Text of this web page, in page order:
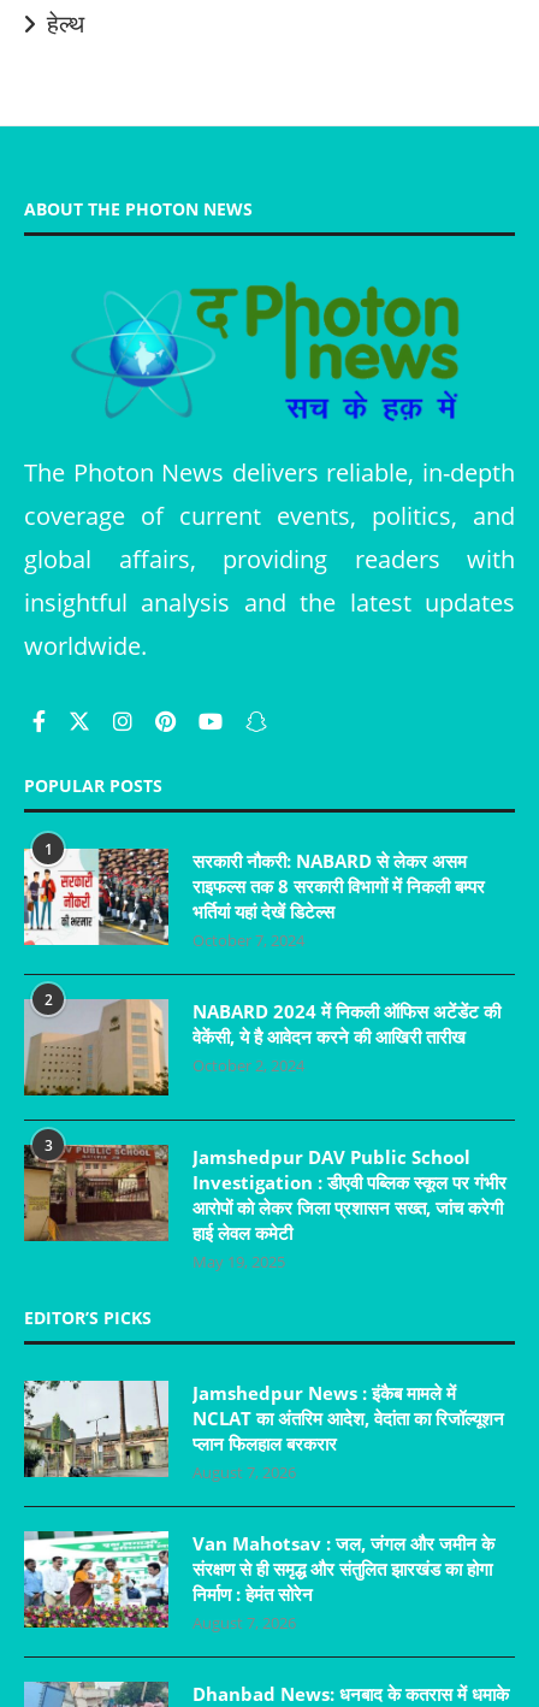
हेल्थ
ABOUT THE PHOTON NEWS
The Photon News delivers reliable, in-depth
coverage of current events, politics, and
global affairs, providing readers with
insightful analysis and the latest updates
worldwide.
POPULAR POSTS
1
सरकारी नौकरी: NABARD से लेकर असम
राइफल्स तक 8 सरकारी विभागों में निकली बम्पर
भर्तियां यहां देखें डिटेल्स
October 7, 2024
2
NABARD 2024 में निकली ऑफिस अटेंडेंट की
वेकेंसी, ये है आवेदन करने की आखिरी तारीख
October 2, 2024
3
Jamshedpur DAV Public School
Investigation : डीएवी पब्लिक स्कूल पर गंभीर
आरोपों को लेकर जिला प्रशासन सख्त, जांच करेगी
हाई लेवल कमेटी
May 19, 2025
EDITOR’S PICKS
Jamshedpur News : इंकैब मामले में
NCLAT का अंतरिम आदेश, वेदांता का रिजॉल्यूशन
प्लान फिलहाल बरकरार
August 7, 2026
Van Mahotsav : जल, जंगल और जमीन के
संरक्षण से ही समृद्ध और संतुलित झारखंड का होगा
निर्माण : हेमंत सोरेन
August 7, 2026
Dhanbad News: धनबाद के कतरास में धमाके